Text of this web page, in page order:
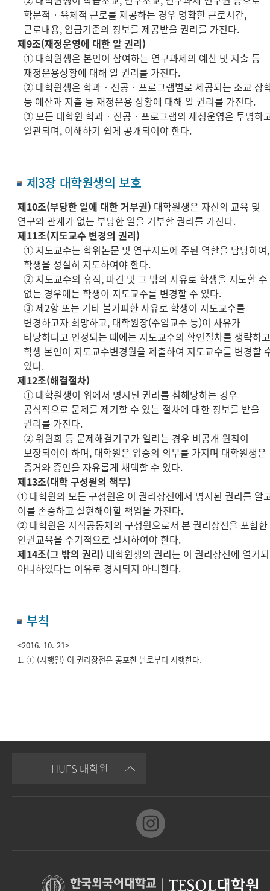
학문적‧육체적 근로를 제공하는 경우 명확한 근로시간,
근로내용, 임금기준의 정보를 제공받을 권리를 가진다.
제9조(재정운영에 대한 알 권리)
① 대학원생은 본인이 참여하는 연구과제의 예산 및 지출 등
재정운용상황에 대해 알 권리를 가진다.
② 대학원생은 학과‧전공‧프로그램별로 제공되는 조교 장
등 예산과 지출 등 재정운용 상황에 대해 알 권리를 가진다.
③ 모든 대학원 학과‧전공‧프로그램의 재정운영은 투명하
일관되며, 이해하기 쉽게 공개되어야 한다.
제3장 대학원생의 보호
제10조(부당한 일에 대한 거부권) 대학원생은 자신의 교육 및
연구와 관계가 없는 부당한 일을 거부할 권리를 가진다.
제11조(지도교수 변경의 권리)
① 지도교수는 학위논문 및 연구지도에 주된 역할을 담당하여,
학생을 성실히 지도하여야 한다.
② 지도교수의 휴직, 파견 및 그 밖의 사유로 학생을 지도할 수
없는 경우에는 학생이 지도교수를 변경할 수 있다.
③ 제2항 또는 기타 불가피한 사유로 학생이 지도교수를
변경하고자 희망하고, 대학원장(주임교수 등)이 사유가
타당하다고 인정되는 때에는 지도교수의 확인절차를 생략하
학생 본인이 지도교수변경원을 제출하여 지도교수를 변경할
있다.
제12조(해결절차)
① 대학원생이 위에서 명시된 권리를 침해당하는 경우
공식적으로 문제를 제기할 수 있는 절차에 대한 정보를 받을
권리를 가진다.
② 위원회 등 문제해결기구가 열리는 경우 비공개 원칙이
보장되어야 하며, 대학원은 입증의 의무를 가지며 대학원생은
증거와 증인을 자유롭게 채택할 수 있다.
제13조(대학 구성원의 책무)
① 대학원의 모든 구성원은 이 권리장전에서 명시된 권리를 알
이를 존중하고 실현해야할 책임을 가진다.
② 대학원은 지적공동체의 구성원으로서 본 권리장전을 포함한
인권교육을 주기적으로 실시하여야 한다.
제14조(그 밖의 권리) 대학원생의 권리는 이 권리장전에 열거
아니하였다는 이유로 경시되지 아니한다.
부칙
<2016. 10. 21>
1. ① (시행일) 이 권리장전은 공포한 날로부터 시행한다.
HUFS 대학원
|TESOL대학원